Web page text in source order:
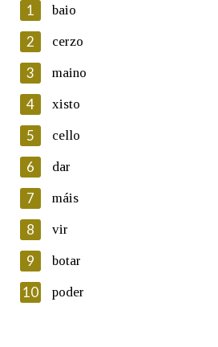
En cumprimento da normativa vixente
Protección de Datos de Carácter
Galega informa a aqueles usuarios que
electrónico, así como calquera outra
persoal, que estes datos serán obxecto
automatizado de carácter confidencial e
ficheiros informáticos. Así mesmo, os
seu dereito de acceso, rectificación,
seus datos poñéndose en contacto
Lin e acepto as condicións da
Introduce o código que aparece na
1 baio
2 cerzo
3 maino
4 xisto
5 cello
6 dar
7 máis
8 vir
9 botar
10 poder